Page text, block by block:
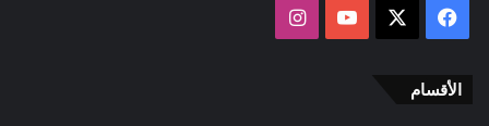
فيسبوك ‫YouTube
الأقسام